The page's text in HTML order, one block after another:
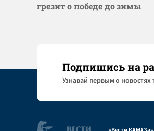
грезит о победе до зимы
Подпишись на
Узнaвай первым о новостях